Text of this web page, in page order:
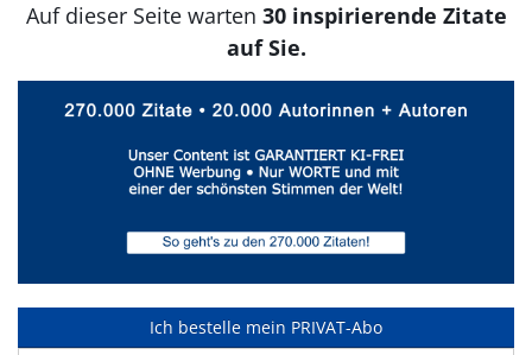
Auf dieser Seite warten 30 inspirierende Zitate
auf Sie.
Ich bestelle mein PRIVAT-Abo